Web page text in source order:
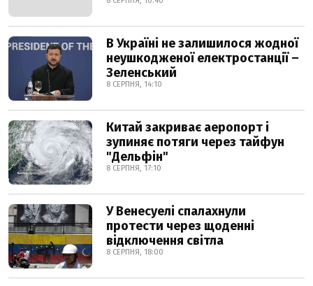
В Україні не залишилося жодної
неушкодженої електростанції –
Зеленський
8 СЕРПНЯ, 14:10
Китай закриває аеропорт і
зупиняє потяги через тайфун
"Дельфін"
8 СЕРПНЯ, 17:10
У Венесуелі спалахнули
протести через щоденні
відключення світла
8 СЕРПНЯ, 18:00